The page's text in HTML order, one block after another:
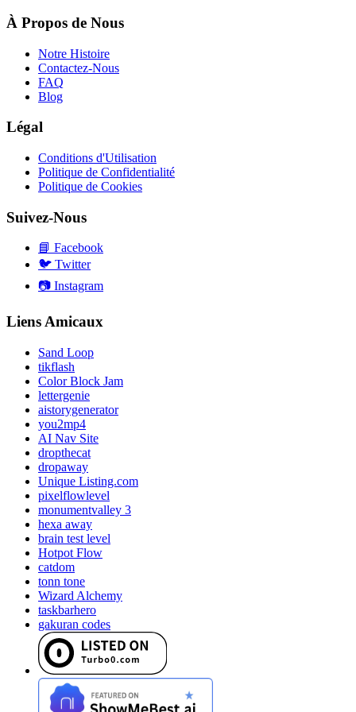
À Propos de Nous
Notre Histoire
Contactez-Nous
FAQ
Blog
Légal
Conditions d'Utilisation
Politique de Confidentialité
Politique de Cookies
Suivez-Nous
📘 Facebook
🐦 Twitter
📷 Instagram
Liens Amicaux
Sand Loop
tikflash
Color Block Jam
lettergenie
aistorygenerator
you2mp4
AI Nav Site
dropthecat
dropaway
Unique Listing.com
pixelflowlevel
monumentvalley 3
hexa away
brain test level
Hotpot Flow
catdom
tonn tone
Wizard Alchemy
taskbarhero
gakuran codes